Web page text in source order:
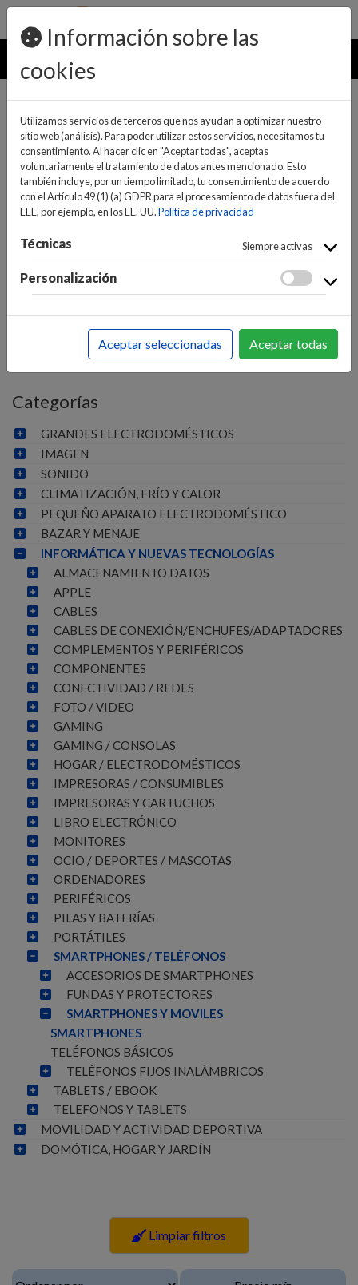
pedidos@ideaelectrodomesticos.com
924 047 836
MENU
INICIO>INFORMÁTICA Y NUEVAS TECNOLOGÍAS>
SMARTPHONES / TELÉFONOS
SMARTPHONES Y
SMARTPHONES
Categorías
GRANDES ELECTRODOMÉSTICOS
IMAGEN
SONIDO
CLIMATIZACIÓN, FRÍO Y CALOR
PEQUEÑO APARATO ELECTRODOMÉSTICO
BAZAR Y MENAJE
INFORMÁTICA Y NUEVAS TECNOLOGÍAS
ALMACENAMIENTO DATOS
APPLE
CABLES
CABLES DE CONEXIÓN/ENCHUFES/ADAPTADORES
COMPLEMENTOS Y PERIFÉRICOS
COMPONENTES
CONECTIVIDAD / REDES
FOTO / VIDEO
GAMING
GAMING / CONSOLAS
HOGAR / ELECTRODOMÉSTICOS
IMPRESORAS / CONSUMIBLES
IMPRESORAS Y CARTUCHOS
LIBRO ELECTRÓNICO
MONITORES
OCIO / DEPORTES / MASCOTAS
ORDENADORES
PERIFÉRICOS
PILAS Y BATERÍAS
PORTÁTILES
SMARTPHONES / TELÉFONOS
ACCESORIOS DE SMARTPHONES
FUNDAS Y PROTECTORES
SMARTPHONES Y MOVILES
SMARTPHONES
TELÉFONOS BÁSICOS
TELÉFONOS FIJOS INALÁMBRICOS
TABLETS / EBOOK
TELEFONOS Y TABLETS
MOVILIDAD Y ACTIVIDAD DEPORTIVA
DOMÓTICA, HOGAR Y JARDÍN
Limpiar filtros
Información sobre las
cookies
Utilizamos servicios de terceros que nos ayudan a optimizar nuestro
sitio web (análisis). Para poder utilizar estos servicios, necesitamos tu
consentimiento. Al hacer clic en "Aceptar todas", aceptas
voluntariamente el tratamiento de datos antes mencionado. Esto
también incluye, por un tiempo limitado, tu consentimiento de acuerdo
con el Artículo 49 (1) (a) GDPR para el procesamiento de datos fuera del
EEE, por ejemplo, en los EE. UU.Política de privacidad
Técnicas Siempre activas
Personalización
Aceptar seleccionadas Aceptar todas